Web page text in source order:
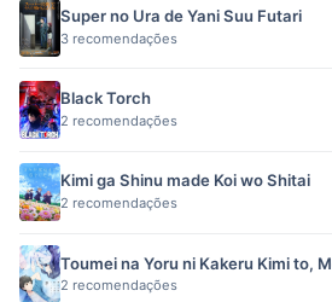
Super no Ura de Yani Suu Futari
3 recomendações
Black Torch
2 recomendações
Kimi ga Shinu made Koi wo Shitai
2 recomendações
Toumei na Yoru ni Kakeru Kimi to,
2 recomendações